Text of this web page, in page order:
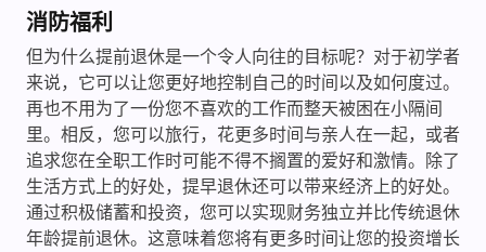
消防福利
但为什么提前退休是一个令人向往的目标呢？对于初学者
来说，它可以让您更好地控制自己的时间以及如何度过。
再也不用为了一份您不喜欢的工作而整天被困在小隔间
里。相反，您可以旅行，花更多时间与亲人在一起，或者
追求您在全职工作时可能不得不搁置的爱好和激情。除了
生活方式上的好处，提早退休还可以带来经济上的好处。
通过积极储蓄和投资，您可以实现财务独立并比传统退休
年龄提前退休。这意味着您将有更多时间让您的投资增长